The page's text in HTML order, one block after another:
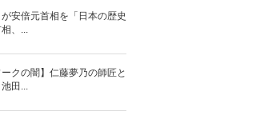
安倍元首相を「日本の歴史
、...
ークの闇】仁藤夢乃の師匠と
田...